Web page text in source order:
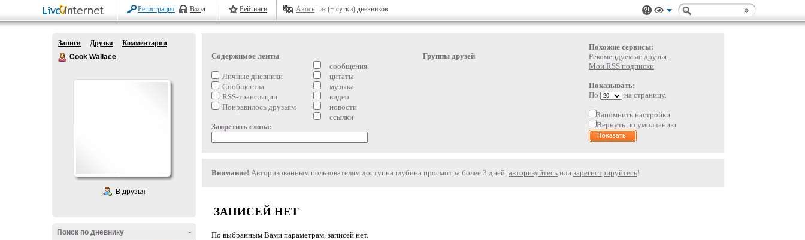
Регистрация Вход Рейтинги Авось из (+ сутки) дневников
Записи Друзья
Комментарии
Cook Wallace
В друзья
-
Поиск по дневнику
Похожие сервисы:
Рекомендуемые друзья
Мои RSS подписки
Показывать:
По
на страницу.
Запомнить настройки
Вернуть по умолчанию
Содержимое ленты
Личные дневники
Сообщества
RSS-трансляции
Понравилось друзьям
сообщения
цитаты
музыка
видео
новости
ссылки
Группы друзей
Запретить слова:
Внимание! Авторизованным пользователям доступна глубина просмотра более 3 дней, авторизуйтесь или зарегистрируйтесь!
ЗАПИСЕЙ НЕТ
По выбранным Вами параметрам, записей нет.